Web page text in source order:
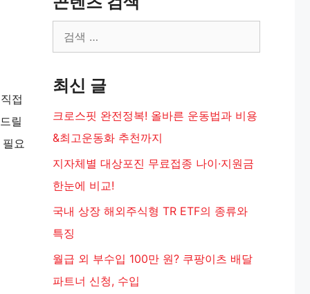
접
릴
요
색:
최신 글
크로스핏 완전정복! 올바른 운동법과 비용
&최고운동화 추천까지
지자체별 대상포진 무료접종 나이·지원금
한눈에 비교!
국내 상장 해외주식형 TR ETF의 종류와
특징
월급 외 부수입 100만 원? 쿠팡이츠 배달
파트너 신청, 수입